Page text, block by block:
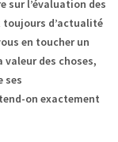
sur l’évaluation des
toujours d’actualité
en toucher un
des choses,
ses
on exactement